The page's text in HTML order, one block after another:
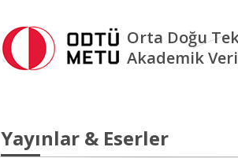
Orta Doğu
Akademik
Yayınlar & Eserler